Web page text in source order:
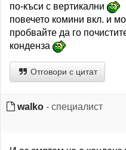
по-къси с вертикални
повечето комини вкл. и
пробвайте да го
конденза
Отговори с цитат
walko - специалист